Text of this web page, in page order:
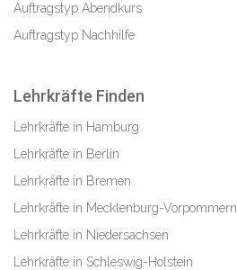
Auftragstyp Abendkurs
Auftragstyp Nachhilfe
Lehrkräfte Finden
Lehrkräfte in Hamburg
Lehrkräfte in Berlin
Lehrkräfte in Bremen
Lehrkräfte in Mecklenburg-Vorpommern
Lehrkräfte in Niedersachsen
Lehrkräfte in Schleswig-Holstein